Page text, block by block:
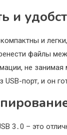
и
и
файлы
не занимая
USB-порт, и он
3․0 – это